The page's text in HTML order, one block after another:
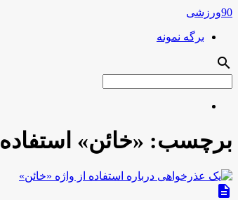
90ورزشی
برگه نمونه
search
برچسب: «خائن» استفاده
description